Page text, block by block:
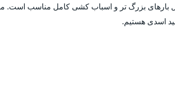
بارهای بزرگ تر و اسباب کشی کامل مناسب است. ما
اسدی هستیم.